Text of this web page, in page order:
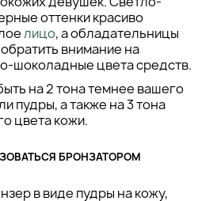
оттенки красиво
лицо, а обладательницы
внимание на
шоколадные цвета средств.
на 2 тона темнее вашего
пудры, а также на 3 тона
цвета кожи.
БРОНЗАТОРОМ
в виде пудры на кожу,